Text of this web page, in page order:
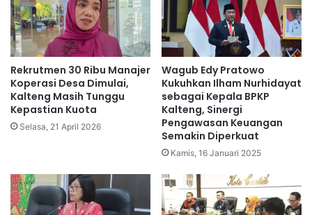
Rekrutmen 30 Ribu Manajer
Koperasi Desa Dimulai,
Kalteng Masih Tunggu
Kepastian Kuota
Selasa, 21 April 2026
Wagub Edy Pratowo
Kukuhkan Ilham Nurhidayat
sebagai Kepala BPKP
Kalteng, Sinergi
Pengawasan Keuangan
Semakin Diperkuat
Kamis, 16 Januari 2025